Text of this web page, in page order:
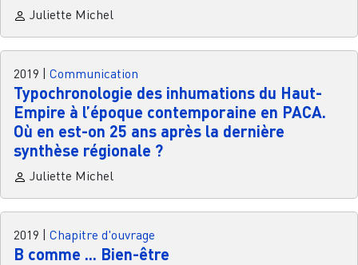
Juliette Michel
2019 Communication
Typochronologie des inhumations du Haut-
Empire à l’époque contemporaine en PACA.
Où en est-on 25 ans après la dernière
synthèse régionale ?
Juliette Michel
2019 Chapitre d'ouvrage
B comme ... Bien-être